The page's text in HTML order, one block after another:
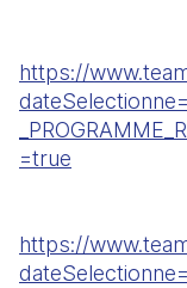
https://
=true
https://